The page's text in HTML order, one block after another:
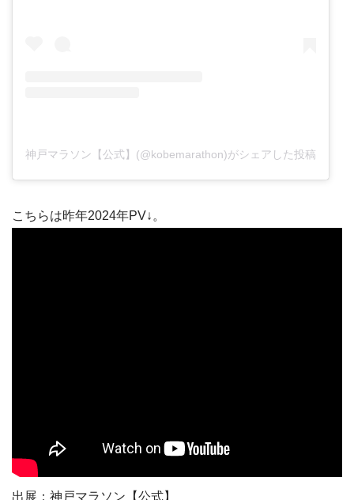
神戸マラソン【公式】(@kobemarathon)がシェアした投稿
こちらは昨年2024年PV↓。
出展：神戸マラソン【公式】